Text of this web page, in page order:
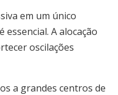
em um único
A alocação
oscilações
a grandes centros de